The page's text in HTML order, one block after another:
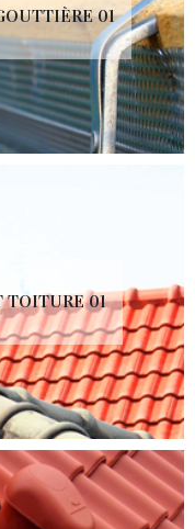
01
TOITURE 01